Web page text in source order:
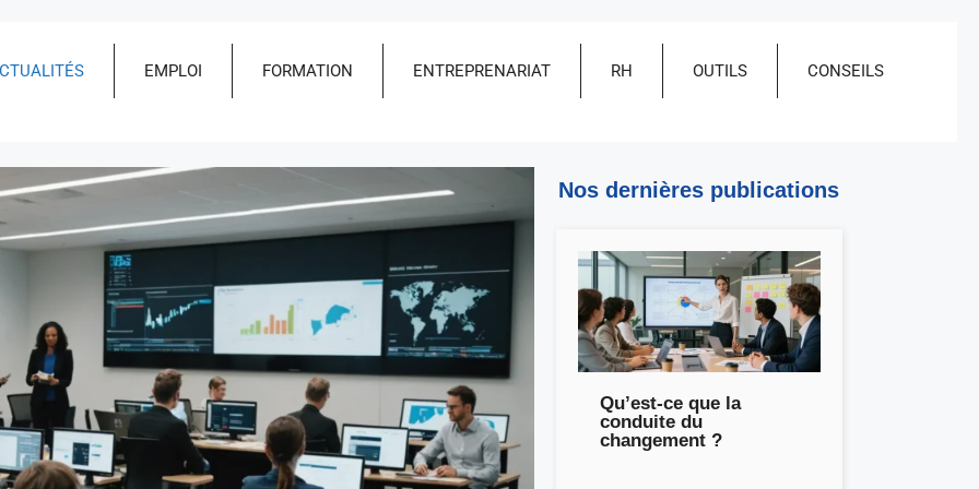
EMPLOI FORMATION ENTREPRENARIAT RH OUTILS CONSEILS
Nos dernières publications
Qu’est-ce que la
conduite du
changement ?